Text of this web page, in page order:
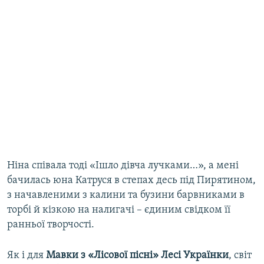
Ніна співала тоді «Ішло дівча лучками…», а мені
бачилась юна Катруся в степах десь під Пирятином,
з начавленими з калини та бузини барвниками в
торбі й кізкою на налигачі – єдиним свідком її
ранньої творчості.
Як і для Мавки з «Лісової пісні» Лесі Українки, світ